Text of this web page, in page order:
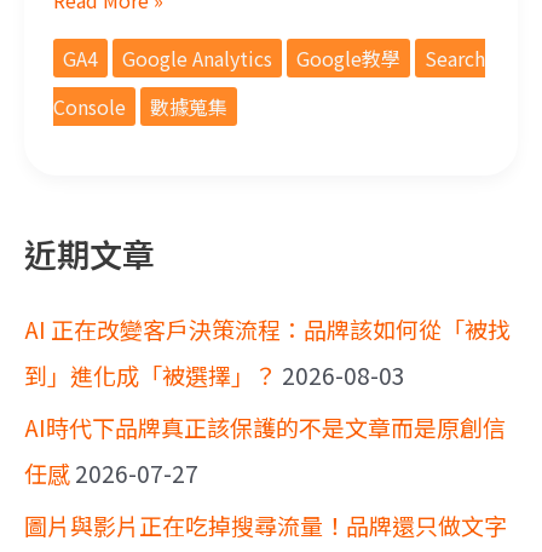
GA4
Google Analytics Google教學
Search
Console
數據蒐集
近期文章
AI 正在改變客戶決策流程：品牌該如何從「被找
到」進化成「被選擇」？ 2026-08-03
AI時代下品牌真正該保護的不是文章而是原創信
任感2026-07-27
圖片與影片正在吃掉搜尋流量！品牌還只做文字